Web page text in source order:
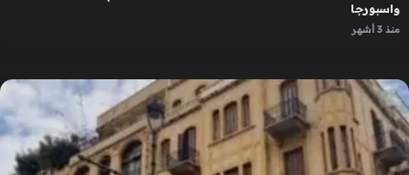
واسبورجا
منذ 3 أشهر